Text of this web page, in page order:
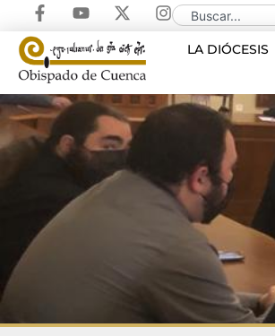
LA DIÓCESIS